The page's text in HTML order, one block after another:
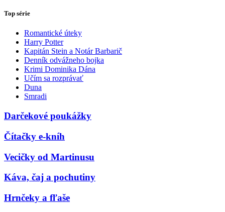
Top série
Romantické úteky
Harry Potter
Kapitán Stein a Notár Barbarič
Denník odvážneho bojka
Krimi Dominika Dána
Učím sa rozprávať
Duna
Smradi
Darčekové poukážky
Čítačky e-kníh
Vecičky od Martinusu
Káva, čaj a pochutiny
Hrnčeky a fľaše